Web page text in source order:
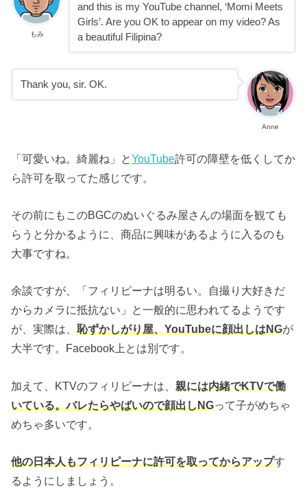
もみ
and this is my YouTube channel, ‘Momi Meets
Girls’. Are you OK to appear on my video? As
a beautiful Filipina?
Anne
Thank you, sir. OK.
「可愛いね。綺麗ね」とYouTube許可の障壁を低くしてか
ら許可を取ってた感じです。
その前にもこのBGCのぬいぐるみ屋さんの場面を観ても
らうと分かるように、商品に興味があるように入るのも
大事ですね。
余談ですが、「フィリピーナは明るい。自撮り大好きだ
からカメラに抵抗ない」と一般的に思われてるようです
が、実際は、恥ずかしがり屋、YouTubeに顔出しはNGが
大半です。Facebook上とは別です。
加えて、KTVのフィリピーナは、親には内緒でKTVで働
いている。バレたらやばいので顔出しNGって子がめちゃ
めちゃ多いです。
他の日本人もフィリピーナに許可を取ってからアップす
るようにしましょう。